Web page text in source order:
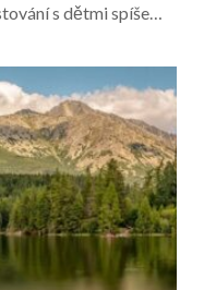
s dětmi spíše…